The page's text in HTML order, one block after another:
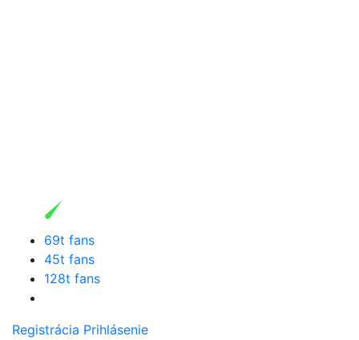
69t fans
45t fans
128t fans
Registrácia Prihlásenie